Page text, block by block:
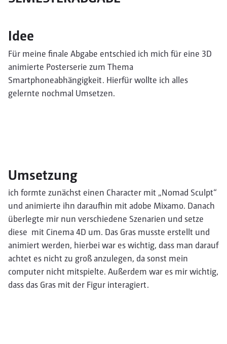
Idee
Für meine finale Abgabe entschied ich mich für eine 3D
animierte Posterserie zum Thema
Smartphoneabhängigkeit. Hierfür wollte ich alles
gelernte nochmal Umsetzen.
Umsetzung
ich formte zunächst einen Character mit „Nomad Sculpt“
und animierte ihn daraufhin mit adobe Mixamo. Danach
überlegte mir nun verschiedene Szenarien und setze
diese mit Cinema 4D um. Das Gras musste erstellt und
animiert werden, hierbei war es wichtig, dass man darauf
achtet es nicht zu groß anzulegen, da sonst mein
computer nicht mitspielte. Außerdem war es mir wichtig,
dass das Gras mit der Figur interagiert.